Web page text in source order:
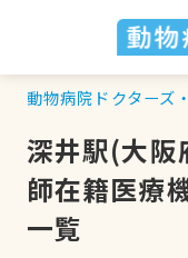
動物病院ドクターズ
深井駅(大阪
師在籍医療
一覧